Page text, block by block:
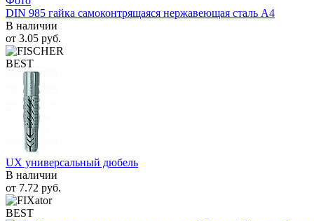
DIN 985 гайка самоконтрящаяся нержавеющая сталь A4
В наличии
от 3.05 руб.
BEST
UX универсальный дюбель
В наличии
от 7.72 руб.
BEST